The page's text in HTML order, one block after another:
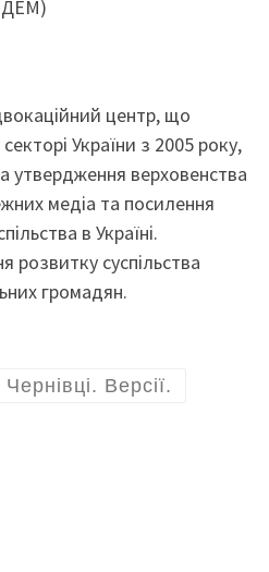
центр, що
України з 2005 року,
утвердження верховенства
медіа та посилення
в Україні.
розвитку суспільства
громадян.
Версії.